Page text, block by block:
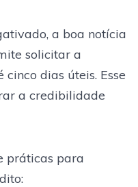
a boa notícia
solicitar a
dias úteis. Esse
a credibilidade
práticas para